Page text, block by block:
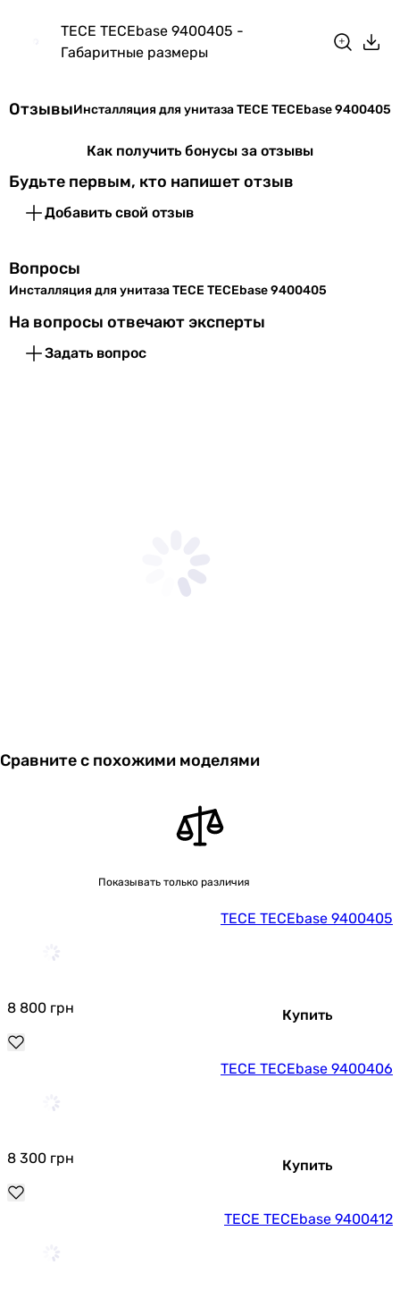
TECE TECEbase 9400405 -
Габаритные размеры
ОтзывыИнсталляция для унитаза TECE TECEbase 9400405
Как получить бонусы за отзывы
Будьте первым, кто напишет отзыв
Добавить свой отзыв
Вопросы
Инсталляция для унитаза TECE TECEbase 9400405
На вопросы отвечают эксперты
Задать вопрос
Сравните с похожими моделями
Показывать только различия
TECE TECEbase 9400405
8 800 грн Купить
TECE TECEbase 9400406
8 300 грн Купить
TECE TECEbase 9400412